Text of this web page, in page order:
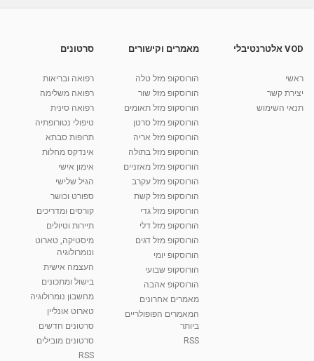
מאת
10:17
קרין גורן - העוגה המתגלצ’ת ללא קמח
38.5k צפיות
01:37
יוסי שר - מתמחה בשיטת אלכסנדר וטאי צ'י
2,734 צפיות
01:46
רנה רז-גילו -טיפול אנרגטי ויעוץ רוחני - נומרולוגית
2,312 צפיות
05:37
סודות בתאריך הלידה, משמעות חודש הלידה -
ינואר זינה ליבשיץ נומרולוגית
ליסה גרוסמן - המרכז לאימון התנהגותי - קשב
VOD אלטרנטיבלי
ראשי
יצירת קשר
תנאי השימוש
מאמרים וקישורים
הורוסקופ מזל טלה
הורוסקופ מזל שור
הורוסקופ מזל תאומים
הורוסקופ מזל סרטן
הורוסקופ מזל אריה
הורוסקופ מזל בתולה
הורוסקופ מזל מאזניים
הורוסקופ מזל עקרב
הורוסקופ מזל קשת
הורוסקופ מזל גדי
הורוסקופ מזל דלי
הורוסקופ מזל דגים
הורוסקופ יומי
הורוסקופ שבועי
הורוסקופ אהבה
מאמרים אחרונים
המאמרים הפופולריים
ביותר
RSS
סרטונים
רפואה ובריאות
רפואה משלימה
רפואה סינית
טיפולי נטורופתיה
תרופות סבתא
אינדקס מחלות
אימון אישי
הגיל שלישי
ספורט וכושר
קורסים ומדריכים
תיירות וטיולים
מיסטיקה, טארוט
ונומרולוגיה
העצמה אישית
בישול ומתכונים
מחשבון נומרולוגיה
טארוט אונליין
סרטונים חדשים
סרטונים מובילים
RSS